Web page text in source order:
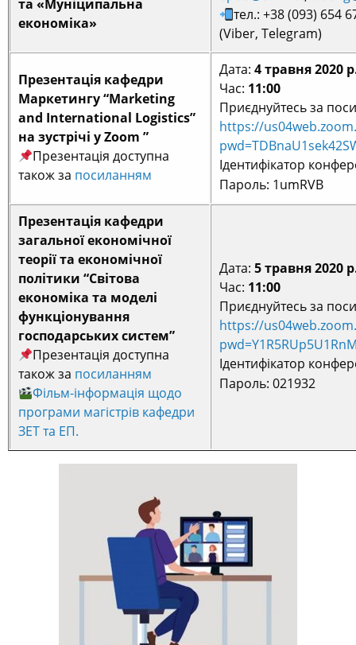
та «Муніципальна
економіка»
тел.: +38 (093) 654
(Viber, Telegram)
Презентація кафедри
Маркетингу “Marketing
and International Logistics”
на зустрічі у Zoom ”
Презентація доступна
також за посиланням
Дата: 4 травня 2020
Час: 11:00
Приєднуйтесь за
https://
Ідентифікатор
Пароль: 1umRVB
Презентація кафедри
загальної економічної
теорії та економічної
політики “Світова
економіка та моделі
функціонування
господарських систем”
Презентація доступна
також за посиланням
Фільм-інформація щодо
програми магістрів кафедри
ЗЕТ та ЕП.
Дата: 5 травня 2020
Час: 11:00
Приєднуйтесь за
https://
Ідентифікатор
Пароль: 021932